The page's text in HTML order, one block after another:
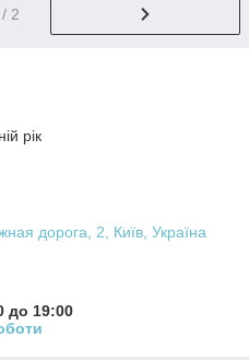
/ 2
рік
дорога, 2, Київ, Україна
до 19:00